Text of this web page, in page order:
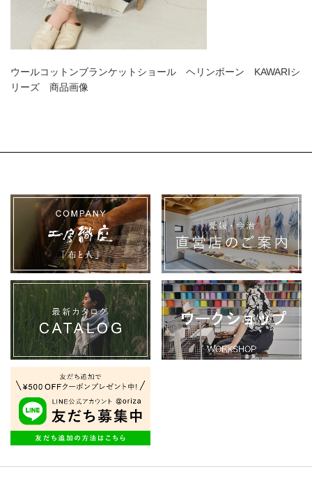
ウールコットンブランケットショール ヘリンボーン KAWARIシ
リーズ 商品画像